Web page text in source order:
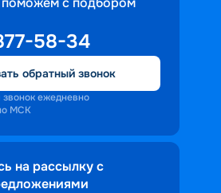
58-34
обратный звонок
ежедневно
МСК
на рассылку с